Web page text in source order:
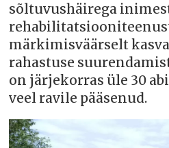
sõltuvushäirega
märkimisväärselt
rahastuse
on järjekorras üle 30
veel ravile pääsenud.